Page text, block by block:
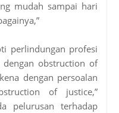
mudah sampai hari
perlindungan profesi
obstruction of
dengan persoalan
of justice,”
pelurusan terhadap